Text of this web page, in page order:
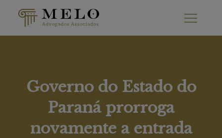
Governo do Estado do
Paraná prorroga
novamente a entrada